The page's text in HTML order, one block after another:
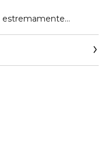
estremamente
di una
un effetto
sfaccettature.